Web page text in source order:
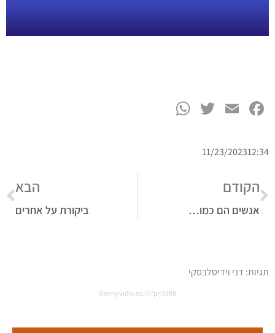
Facebook
Email
Twitter
12:34
11/23/2023
הקודם
אנשים הם כמו…
הבא
ביקורת על אחרים
תגיות: דני וידיסלבסקי
dannyvidis.co.il/?p=3388